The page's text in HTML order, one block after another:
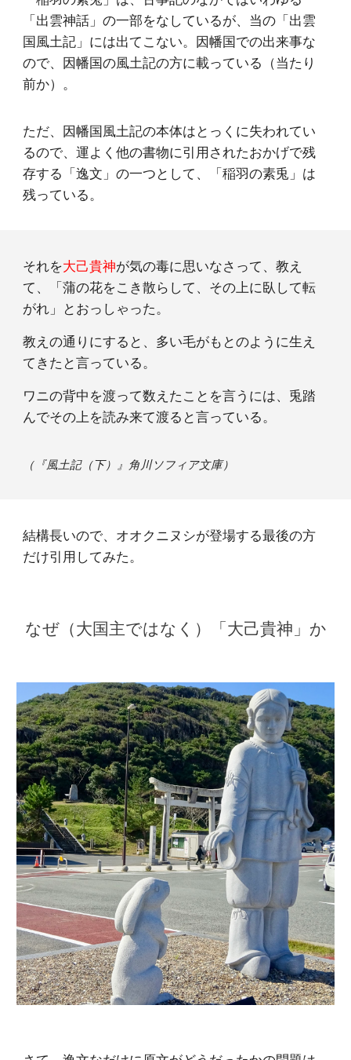
「出雲神話」の一部をなしているが、当の「出雲
国風土記」には出てこない。因幡国での出来事な
ので、因幡国の風土記の方に載っている（当たり
前か）。
ただ、因幡国風土記の本体はとっくに失われてい
るので、運よく他の書物に引用されたおかげで残
存する「逸文」の一つとして、「稲羽の素兎」は
残っている。
それを大己貴神が気の毒に思いなさって、教え
て、「蒲の花をこき散らして、その上に臥して転
がれ」とおっしゃった。
教えの通りにすると、多い毛がもとのように生え
てきたと言っている。
ワニの背中を渡って数えたことを言うには、兎踏
んでその上を読み来て渡ると言っている。
（『風土記（下）』角川ソフィア文庫）
結構長いので、オオクニヌシが登場する最後の方
だけ引用してみた。
なぜ（大国主ではなく）「大己貴神」か